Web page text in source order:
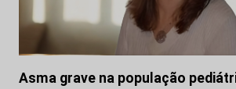
Asma grave na população